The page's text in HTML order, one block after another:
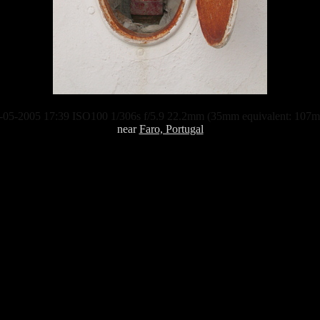
05-2005 17:39 ISO100 1/306s f/5.9 22.2mm (35mm equivalent:
nearFaro, Portugal